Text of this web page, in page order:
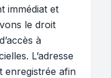
immédiat et
le droit
à
L’adresse
enregistrée afin